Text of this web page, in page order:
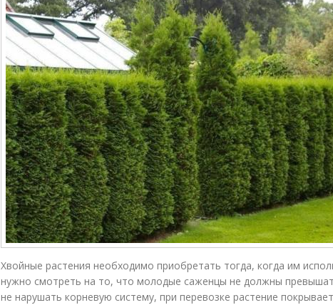
Хвойные растения необходимо приобретать тогда, когда им
нужно смотреть на то, что молодые саженцы не должны
не нарушать корневую систему, при перевозке растение